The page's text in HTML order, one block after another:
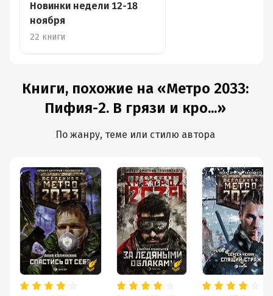
Новинки недели 12-18
ноября
22 книги
Книги, похожие на «Метро 2033:
Пифия-2. В грязи и кро...»
По жанру, теме или стилю автора